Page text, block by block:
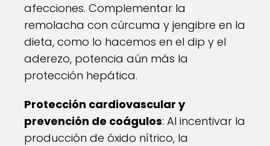
afecciones. Complementar la
remolacha con cúrcuma y jengibre en la
dieta, como lo hacemos en el dip y el
aderezo, potencia aún más la
protección hepática.
Protección cardiovascular y
prevención de coágulos: Al incentivar la
producción de óxido nítrico, la